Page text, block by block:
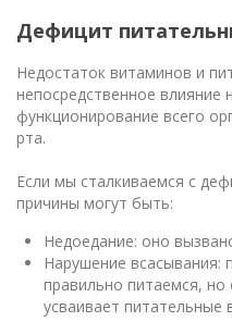
Дефицит
Недостаток витаминов и
непосредственное влияние
функционирование всего
рта.
Если мы сталкиваемся с
причины могут быть:
Недоедание: оно
Нарушение всасывания:
правильно питаемся, но
усваивает питательные